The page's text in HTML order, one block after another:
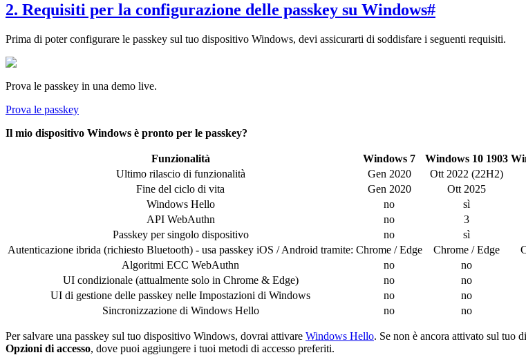
2. Requisiti per la configurazione delle passkey su Windows#
Prima di poter configurare le passkey sul tuo dispositivo Windows, devi assicurarti di soddisfare i seguenti requisiti.
Prova le passkey in una demo live.
Prova le passkey
Il mio dispositivo Windows è pronto per le passkey?
Funzionalità Windows 7 Windows 10 1903
Ultimo rilascio di funzionalità
Gen 2020 Ott 2022 (22H2)
Fine del ciclo di vita
Gen 2020 Ott 2025
Windows Hello
no sì
API WebAuthn
no 3
Passkey per singolo dispositivo
no sì
Autenticazione ibrida (richiesto Bluetooth) - usa passkey iOS / Android tramite: Chrome / Edge Chrome / Edge
Algoritmi ECC WebAuthn
no no
UI condizionale (attualmente solo in Chrome & Edge)
no no
UI di gestione delle passkey nelle Impostazioni di Windows
no no
Sincronizzazione di Windows Hello
no no
Per salvare una passkey sul tuo dispositivo Windows, dovrai attivare Windows Hello. Se non è ancora attivato sul tuo
Opzioni di accesso, dove puoi aggiungere i tuoi metodi di accesso preferiti.